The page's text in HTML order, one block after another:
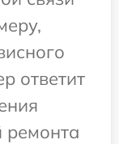
ответит
ремонта